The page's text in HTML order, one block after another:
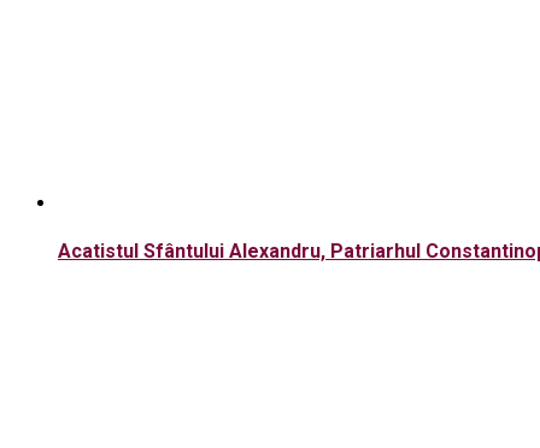
Acatistul Sfântului Alexandru, Patriarhul